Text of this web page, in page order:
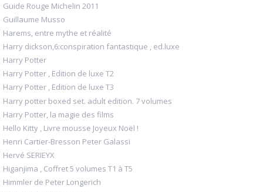
Guide Rouge Michelin 2011
Guillaume Musso
Harems, entre mythe et réalité
Harry dickson,6:conspiration fantastique , ed.luxe
Harry Potter
Harry Potter , Edition de luxe T2
Harry Potter , Edition de luxe T3
Harry potter boxed set. adult edition. 7 volumes
Harry Potter, la magie des films
Hello Kitty , Livre mousse Joyeux Noël !
Henri Cartier-Bresson Peter Galassi
Hervé SERIEYX
Higanjima , Coffret 5 volumes T1 à T5
Himmler de Peter Longerich